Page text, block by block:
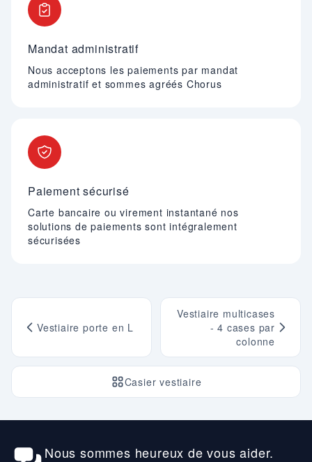
Mandat administratif
Nous acceptons les paiements par mandat
administratif et sommes agréés Chorus
Paiement sécurisé
Carte bancaire ou virement instantané nos
solutions de paiements sont intégralement
sécurisées
Vestiaire porte en L
Casier vestiaire
Vestiaire multicases
- 4 cases par
colonne
Nous sommes heureux de vous aider.